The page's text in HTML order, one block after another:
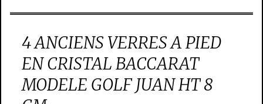
4 ANCIENS VERRES A PIED
EN CRISTAL BACCARAT
MODELE GOLF JUAN HT 8